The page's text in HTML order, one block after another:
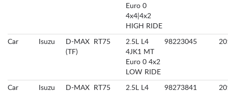
Euro 0
4x4|4x2
HIGH RIDE
Car Isuzu
D-MAX
(TF)
RT75
2.5L L4
4JK1 MT
Euro 0 4x2
LOW RIDE
98223045
Car Isuzu
D-MAX
RT75
2.5L L4
98273841